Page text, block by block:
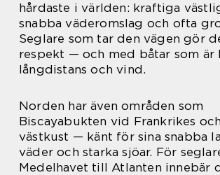
hårdaste i världen: kraftiga
snabba väderomslag och ofta
Seglare som tar den vägen gör
respekt — och med båtar som
långdistans och vind.
Norden har även områden som
Biscayabukten vid Frankrikes
västkust — känt för sina snabba
väder och starka sjöar. För
Medelhavet till Atlanten innebär